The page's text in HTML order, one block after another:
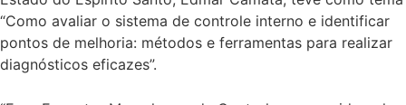
“Como avaliar o sistema de controle interno e identificar
pontos de melhoria: métodos e ferramentas para realizar
diagnósticos eficazes”.